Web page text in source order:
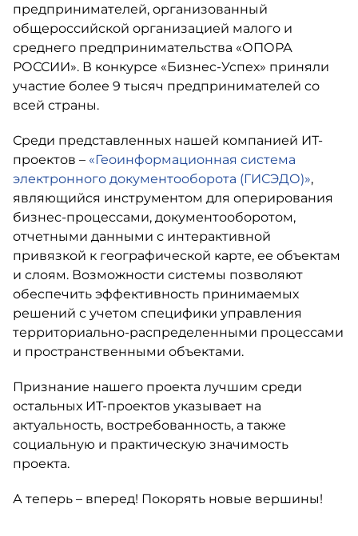
предпринимателей, организованный
общероссийской организацией малого и
среднего предпринимательства «ОПОРА
РОССИИ». В конкурсе «Бизнес-Успех» приняли
участие более 9 тысяч предпринимателей со
всей страны.
Среди представленных нашей компанией ИТ-
проектов – «Геоинформационная система
электронного документооборота (ГИСЭДО)»,
являющийся инструментом для оперирования
бизнес-процессами, документооборотом,
отчетными данными с интерактивной
привязкой к географической карте, ее объектам
и слоям. Возможности системы позволяют
обеспечить эффективность принимаемых
решений с учетом специфики управления
территориально-распределенными процессами
и пространственными объектами.
Признание нашего проекта лучшим среди
остальных ИТ-проектов указывает на
актуальность, востребованность, а также
социальную и практическую значимость
проекта.
А теперь – вперед! Покорять новые вершины!